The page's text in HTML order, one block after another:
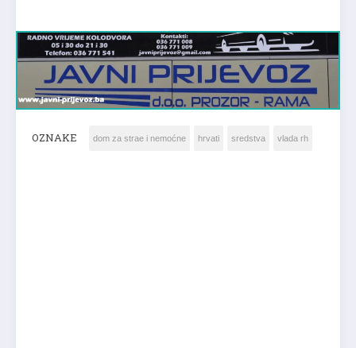
OZNAKE dom za strae i nemoćne hrvati sredstva vlada rh